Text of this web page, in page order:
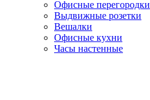
Офисные перегородки
Выдвижные розетки
Вешалки
Офисные кухни
Часы настенные